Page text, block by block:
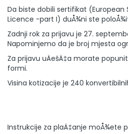
Da biste dobili sertifikat (European
Licence -part I) duÅ¾ni ste
Zadnji rok za prijavu je 27.
Napominjemo da je broj mjesta
Za prijavu uÄešÄ‡a morate
formi.
Visina kotizacije je 240
Instrukcije za plaÄ‡anje moÅ¾ete